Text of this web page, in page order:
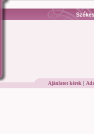
Ajánlatot kérek |